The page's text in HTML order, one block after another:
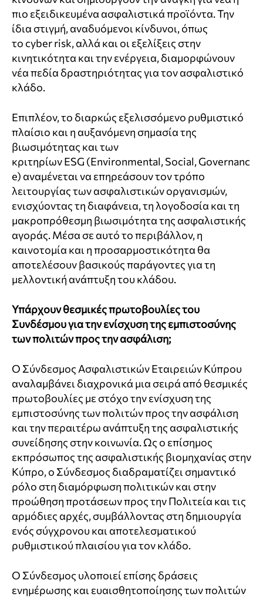
πιο εξειδικευμένα ασφαλιστικά προϊόντα. Την
ίδια στιγμή, αναδυόμενοι κίνδυνοι, όπως
το cyberrisk, αλλά και οι εξελίξεις στην
κινητικότητα και την ενέργεια, διαμορφώνουν
νέα πεδία δραστηριότητας για τον ασφαλιστικό
κλάδο.
Επιπλέον, το διαρκώς εξελισσόμενο ρυθμιστικό
πλαίσιο και η αυξανόμενη σημασία της
βιωσιμότητας και των
κριτηρίωνESG (Environmental, Social, Governanc
e) αναμένεται να επηρεάσουν τον τρόπο
λειτουργίας των ασφαλιστικών οργανισμών,
ενισχύοντας τη διαφάνεια, τη λογοδοσία και τη
μακροπρόθεσμη βιωσιμότητα της ασφαλιστικής
αγοράς. Μέσα σε αυτό το περιβάλλον, η
καινοτομία και η προσαρμοστικότητα θα
αποτελέσουν βασικούς παράγοντες για τη
μελλοντική ανάπτυξη του κλάδου.
Υπάρχουν θεσμικές πρωτοβουλίες του
Συνδέσμου για την ενίσχυση της εμπιστοσύνης
των πολιτών προς την ασφάλιση;
Ο Σύνδεσμος Ασφαλιστικών Εταιρειών Κύπρου
αναλαμβάνει διαχρονικά μια σειρά από θεσμικές
πρωτοβουλίες με στόχο την ενίσχυση της
εμπιστοσύνης των πολιτών προς την ασφάλιση
και την περαιτέρω ανάπτυξη της ασφαλιστικής
συνείδησης στην κοινωνία. Ως ο επίσημος
εκπρόσωπος της ασφαλιστικής βιομηχανίας στην
Κύπρο, ο Σύνδεσμος διαδραματίζει σημαντικό
ρόλο στη διαμόρφωση πολιτικών και στην
προώθηση προτάσεων προς την Πολιτεία και τις
αρμόδιες αρχές, συμβάλλοντας στη δημιουργία
ενός σύγχρονου και αποτελεσματικού
ρυθμιστικού πλαισίου για τον κλάδο.
Ο Σύνδεσμος υλοποιεί επίσης δράσεις
ενημέρωσης και ευαισθητοποίησης των πολιτών